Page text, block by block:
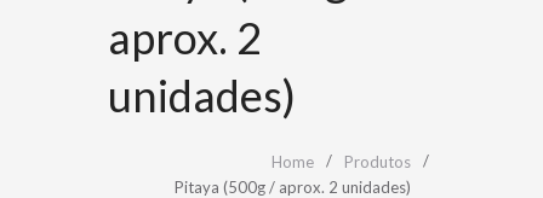
aprox. 2
unidades)
Home
Produtos
Pitaya (500g / aprox. 2 unidades)